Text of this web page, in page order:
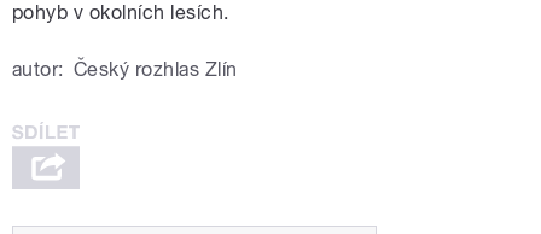
pohyb v okolních lesích.
autor: Český rozhlas Zlín